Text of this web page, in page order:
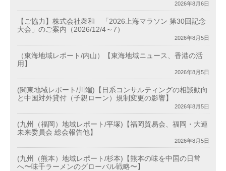
2026年8月6日
【ご協力】株式会社衆和 「2026上海マラソン 第30回記念
大会」のご案内（2026/12/4～7）
2026年8月5日
（東海地域レポート/内山）【東海地域ニュース、香港の活
用】
2026年8月5日
(関東地域レポート/川端)【日系コンサルティングの相談動向
と中国対外貸付（子親ローン）規制変更の影響】
2026年8月5日
(九州（福岡）地域レポート/平塚)【福岡貿易会、福岡・大連
未来委員会 総会報告他】
2026年8月5日
(九州（熊本）地域レポート/杉本)【熊本の味を中国の日常
へ〜味千ラーメンのグローバル戦略〜】